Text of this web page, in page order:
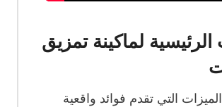
الرئيسية لماكينة تمزيق
التي تقدم فوائد واقعية